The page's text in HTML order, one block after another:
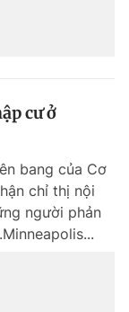
cư ở
bang của Cơ
chỉ thị nội
người phản